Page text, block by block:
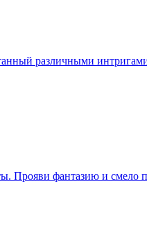
различными
Прояви фантазию и смело